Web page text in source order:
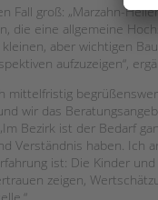
Fall groß: „Marzahn-
die eine allgemeine
aber wichtigen
aufzuzeigen“,
mittelfristig
wir das
Bezirk ist der Bedarf
Verständnis haben. Ich
ist: Die Kinder
zeigen,